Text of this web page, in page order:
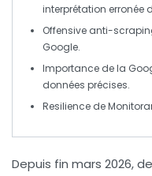
interprétation erronée
Offensive anti-
Google.
Importance dela
données précises.
Resilience de
Depuis fin mars 2026,